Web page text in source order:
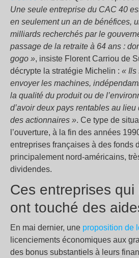
Une seule entreprise du CAC 40
en seulement un an de bénéfices,
milliards recherchés par le
passage de la retraite à 64 ans :
gogo », insiste Florent Carriou de
décrypte la stratégie Michelin : « Ils
envoyer les machines,
la qualité du produit ou de
d’avoir deux pays rentables au lieu
des actionnaires ». Ce type de
l’ouverture, à la fin des années
entreprises françaises à des fonds
principalement nord-américains,
dividendes.
Ces entreprises qui
ont touché des
En mai dernier, une proposition de
licenciements économiques aux
des bonus substantiels à leurs